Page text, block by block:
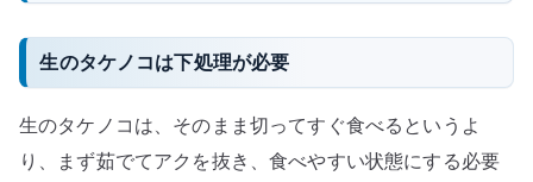
生のタケノコは下処理が必要
生のタケノコは、そのまま切ってすぐ食べるというよ
り、まず茹でてアクを抜き、食べやすい状態にする必要